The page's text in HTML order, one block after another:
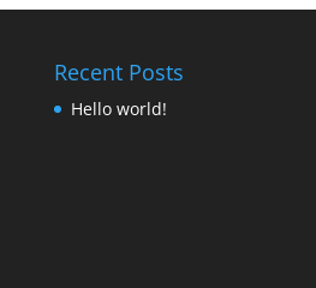
Recent Posts
Hello world!